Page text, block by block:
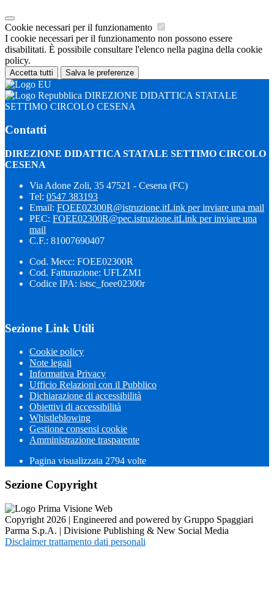
Cookie necessari per il funzionamento
I cookie necessari per il funzionamento non possono essere
disabilitati. È possibile consultare l'elenco nella pagina della cookie
policy.
Accetta tutti Salva le preferenze
DIREZIONE DIDATTICA STATALE
SETTIMO CIRCOLO CESENA
Contatti
DIREZIONE DIDATTICA STATALE SETTIMO CIRCOLO
CESENA
Via Adone Zoli, 35 47521 - Cesena (FC)
Tel: 0547 383193
Email: FOEE02300R@istruzione.itLink per inviare una mail
PEC: FOEE02300R@pec.istruzione.itLink per inviare una
mail
C.F.: 81007690407
Cod. Mecc: FOEE02300R
Cod. Fatturazione: UFLZM1
Codice IPA: istsc_foee02300r
Sezione Link Utili
Cookie policy
Note legali
Informativa Privacy
Ufficio Relazioni con il Pubblico
Dichiarazione di accessibilità
Obiettivi di accessibilità
Whistleblowing
Gestione consensi cookie
Amministrazione trasparente
Pagina visualizzata 2794 volte
Sezione Copyright
Copyright 2026 | Engineered and powered by Gruppo Spaggiari
Parma S.p.A. | Divisione Publishing & New Social Media
Disclaimer trattamento dati personali